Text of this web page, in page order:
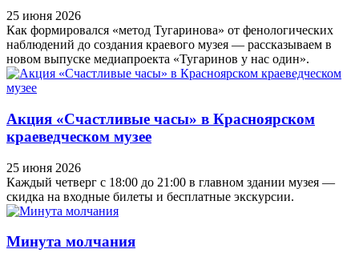
25 июня 2026
Как формировался «метод Тугаринова» от фенологических
наблюдений до создания краевого музея — рассказываем в
новом выпуске медиапроекта «Тугаринов у нас один».
Акция «Счастливые часы» в Красноярском
краеведческом музее
25 июня 2026
Каждый четверг с 18:00 до 21:00 в главном здании музея —
скидка на входные билеты и бесплатные экскурсии.
Минута молчания